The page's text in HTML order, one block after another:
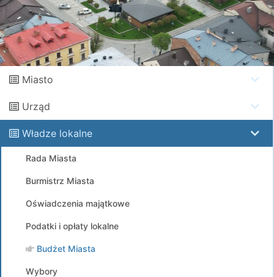
Miasto
Urząd
Władze lokalne
Rada Miasta
Burmistrz Miasta
Oświadczenia majątkowe
Podatki i opłaty lokalne
Budżet Miasta
Wybory